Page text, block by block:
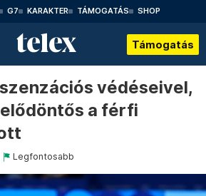
G7 KARAKTER TÁMOGATÁS SHOP
Támogatás
védéseivel,
a férfi
Legfontosabb